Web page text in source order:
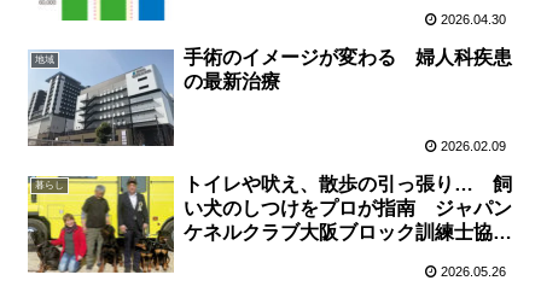
2026.04.30
地域
手術のイメージが変わる 婦人科疾患
の最新治療
2026.02.09
暮らし
トイレや吠え、散歩の引っ張り… 飼
い犬のしつけをプロが指南 ジャパン
ケネルクラブ大阪ブロック訓練士協議
2026.05.26